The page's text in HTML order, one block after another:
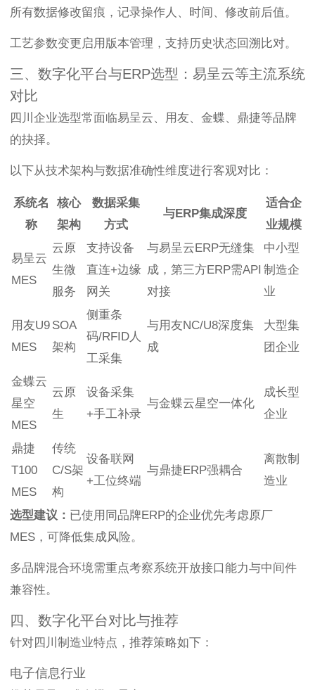
所有数据修改留痕，记录操作人、时间、修改前后值。
工艺参数变更启用版本管理，支持历史状态回溯比对。
三、数字化平台与ERP选型：易呈云等主流系统
对比
四川企业选型常面临易呈云、用友、金蝶、鼎捷等品牌
的抉择。
以下从技术架构与数据准确性维度进行客观对比：
系统名
称
核心
架构
数据采集
方式
与ERP集成深度
适合企
业规模
易呈云
MES
云原
生微
服务
支持设备
直连+边缘
网关
与易呈云ERP无缝集
成，第三方ERP需API
对接
中小型
制造企
业
用友U9
MES
SOA
架构
侧重条
码/RFID人
工采集
与用友NC/U8深度集
成
大型集
团企业
金蝶云
星空
MES
云原
生
设备采集
+手工补录
与金蝶云星空一体化
成长型
企业
鼎捷
T100
MES
传统
C/S架
构
设备联网
+工位终端
与鼎捷ERP强耦合
离散制
造业
选型建议： 已使用同品牌ERP的企业优先考虑原厂
MES，可降低集成风险。
多品牌混合环境需重点考察系统开放接口能力与中间件
兼容性。
四、数字化平台对比与推荐
针对四川制造业特点，推荐策略如下：
电子信息行业